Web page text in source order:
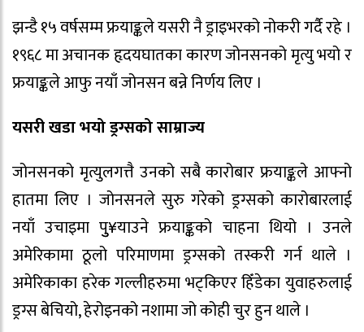
झन्डै १५ वर्षसम्म फ्रयाङ्कले यसरी नै ड्राइभरको नोकरी गर्दै रहे ।
१९६८ मा अचानक हृदयघातका कारण जोनसनको मृत्यु भयो र
फ्रयाङ्कले आफु नयाँ जोनसन बन्ने निर्णय लिए ।
यसरी खडा भयो ड्रग्सको साम्राज्य
जोनसनको मृत्युलगत्तै उनको सबै कारोबार फ्रयाङ्कले आफ्नो
हातमा लिए । जोनसनले सुरु गरेको ड्रग्सको कारोबारलाई
नयाँ उचाइमा पुु¥याउने फ्रयाङ्कको चाहना थियो । उनले
अमेरिकामा ठूलो परिमाणमा ड्रग्सको तस्करी गर्न थाले ।
अमेरिकाका हरेक गल्लीहरुमा भट्किएर हिँडेका युवाहरुलाई
ड्रग्स बेचियो, हेरोइनको नशामा जो कोही चुर हुन थाले ।